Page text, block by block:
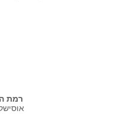
רמת